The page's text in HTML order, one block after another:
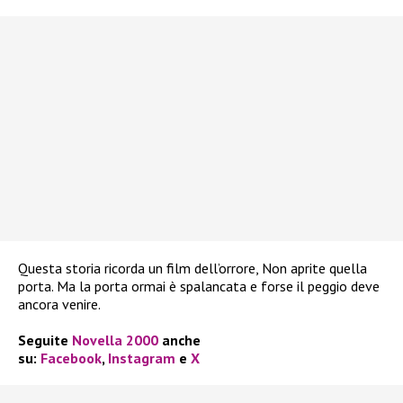
Questa storia ricorda un film dell’orrore, Non aprite quella
porta. Ma la porta ormai è spalancata e forse il peggio deve
ancora venire.
Seguite Novella 2000 anche
su: Facebook, Instagram e X